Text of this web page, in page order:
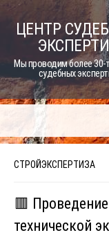
Skip
ЦЕНТР
Мы проводим более 30-
судебных
СТРОЙЭКСПЕРТИЗА
🟥
технической